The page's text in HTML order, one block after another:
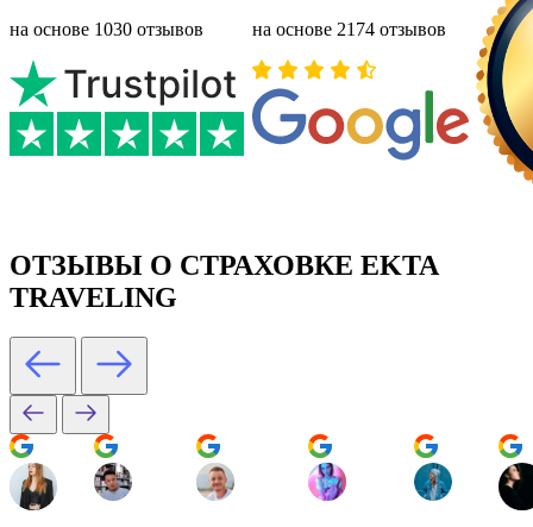
на основе 1030 отзывов
на основе 2174 отзывов
ОТЗЫВЫ О СТРАХОВКЕ EKTA
TRAVELING